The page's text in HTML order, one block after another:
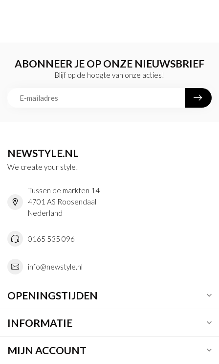
ABONNEER JE OP ONZE NIEUWSBRIEF
Blijf op de hoogte van onze acties!
NEWSTYLE.NL
We create your style!
Tussen de markten 14
4701 AS Roosendaal
Nederland
0165 535 096
info@newstyle.nl
OPENINGSTIJDEN
INFORMATIE
MIJN ACCOUNT